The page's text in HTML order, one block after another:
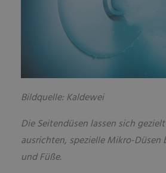
Bildquelle: Kaldewei
Die Seitendüsen lassen sich
ausrichten, spezielle Mikro-Düsen
und Füße.